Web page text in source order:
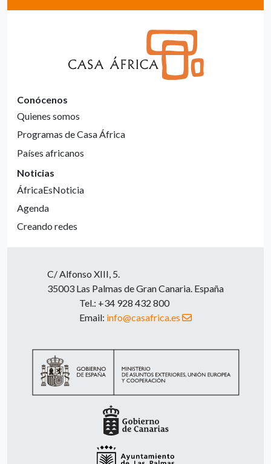
Conócenos
Quienes somos
Programas de Casa África
Países africanos
Noticias
ÁfricaEsNoticia
Agenda
Creando redes
C/ Alfonso XIII, 5.
35003 Las Palmas de Gran Canaria. España
Tel.: +34 928 432 800
Email: info@casafrica.es